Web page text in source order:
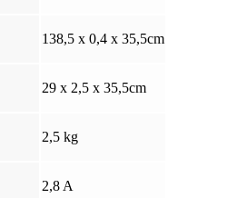
138,5 x 0,4 x 35,5cm
29 x 2,5 x 35,5cm
2,5 kg
2,8 A